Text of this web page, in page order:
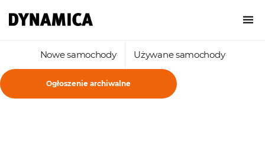
Nowe samochody Używane samochody
Ogłoszenie archiwalne